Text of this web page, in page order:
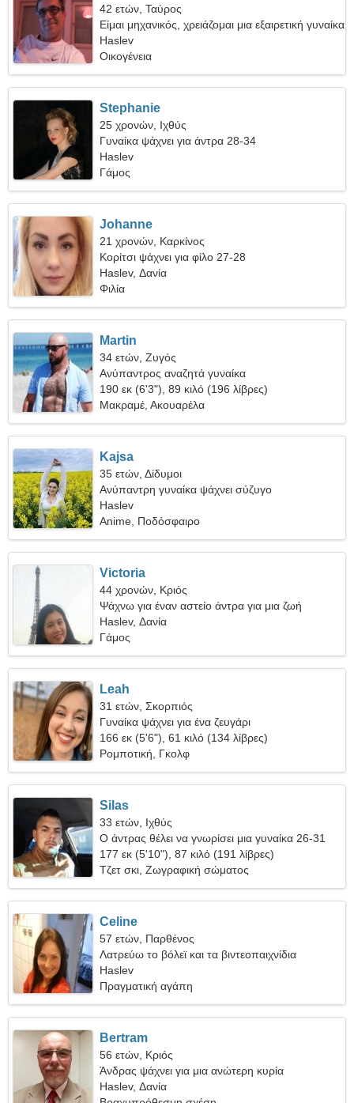
42 ετών, Ταύρος
Είμαι μηχανικός, χρειάζομαι μια εξαιρετική γυναίκα
Haslev
Οικογένεια
Stephanie
25 χρονών, Ιχθύς
Γυναίκα ψάχνει για άντρα 28-34
Haslev
Γάμος
Johanne
21 χρονών, Καρκίνος
Κορίτσι ψάχνει για φίλο 27-28
Haslev, Δανία
Φιλία
Martin
34 ετών, Ζυγός
Ανύπαντρος αναζητά γυναίκα
190 εκ (6'3"), 89 κιλό (196 λίβρες)
Μακραμέ, Ακουαρέλα
Kajsa
35 ετών, Δίδυμοι
Ανύπαντρη γυναίκα ψάχνει σύζυγο
Haslev
Anime, Ποδόσφαιρο
Victoria
44 χρονών, Κριός
Ψάχνω για έναν αστείο άντρα για μια ζωή
Haslev, Δανία
Γάμος
Leah
31 ετών, Σκορπιός
Γυναίκα ψάχνει για ένα ζευγάρι
166 εκ (5'6"), 61 κιλό (134 λίβρες)
Ρομποτική, Γκολφ
Silas
33 ετών, Ιχθύς
Ο άντρας θέλει να γνωρίσει μια γυναίκα 26-31
177 εκ (5'10"), 87 κιλό (191 λίβρες)
Τζετ σκι, Ζωγραφική σώματος
Celine
57 ετών, Παρθένος
Λατρεύω το βόλεϊ και τα βιντεοπαιχνίδια
Haslev
Πραγματική αγάπη
Bertram
56 ετών, Κριός
Άνδρας ψάχνει για μια ανώτερη κυρία
Haslev, Δανία